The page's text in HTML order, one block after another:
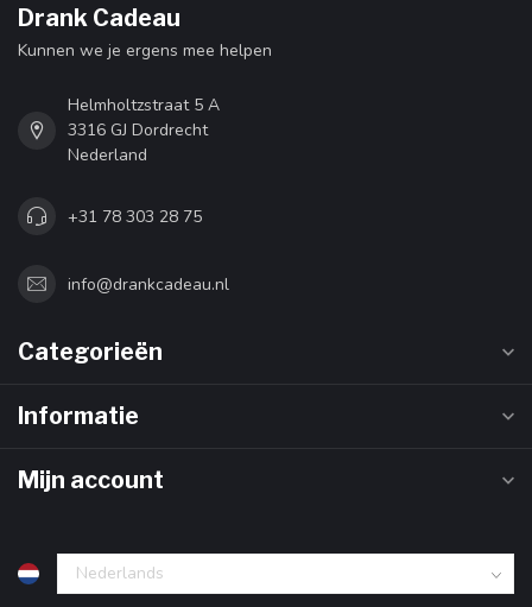
Drank Cadeau
Kunnen we je ergens mee helpen
Helmholtzstraat 5 A
3316 GJ Dordrecht
Nederland
+31 78 303 28 75
info@drankcadeau.nl
Categorieën
Informatie
Mijn account